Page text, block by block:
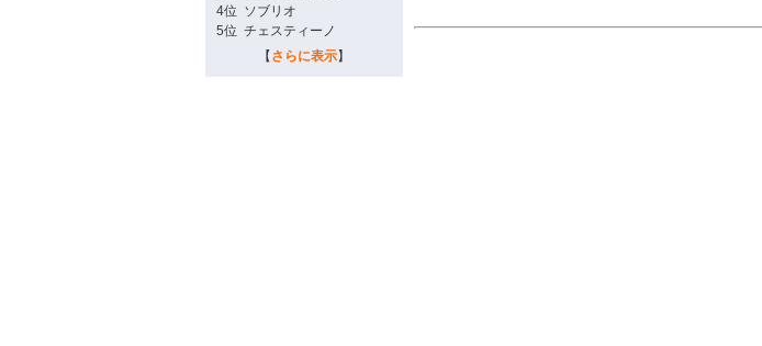
4位 ソブリオ
5位 チェスティーノ
【 さらに表示】